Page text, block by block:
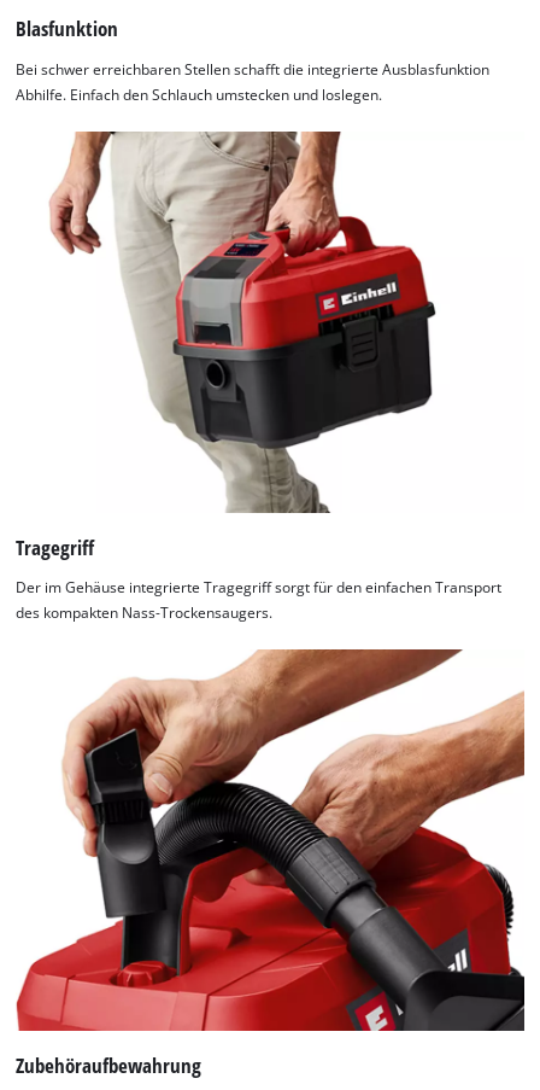
Wir benötigen deine Zustimmung, um
Google Maps laden zu können!
This content is not permitted to load due
to trackers that are not disclosed to the
visitor. The website owner needs to setup
the site with their CMP to add this content
to the list of technologies used.
Powered byUsercentrics Consent
Management Platform
Blasfunktion
Bei schwer erreichbaren Stellen schafft die integrierte Ausblasfunktion
Abhilfe. Einfach den Schlauch umstecken und loslegen.
Tragegriff
Der im Gehäuse integrierte Tragegriff sorgt für den einfachen Transport
des kompakten Nass-Trockensaugers.
Zubehöraufbewahrung